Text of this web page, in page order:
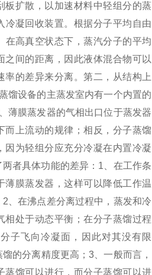
板扩散，以加速材料中轻组分的蒸
凝回收装置。 根据分子平均自由
在高真空状态下，蒸汽分子的平均
之间的距离，因此液体混合物可以
率的差异来分离。第二，从结构上
馏设备的主蒸发室内有一个内置的
薄膜蒸发器的气相出口位于蒸发器
而上流动的规律；相反，分子蒸馏
因为轻组分应充分冷凝在内置冷凝
者具体功能的差异： 1、在工作条
薄膜蒸发器，这样可以降低工作温
2、在沸点差分离过程中，蒸发和冷
相处于动态平衡；在分子蒸馏过程
子飞向冷凝面，因此对其没有限
的分离精度更高；3、一般而言，
蒸馏可以进行，而分子蒸馏可以进